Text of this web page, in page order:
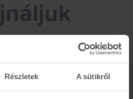
Részletek A sütikről
kávészünetet, amíg